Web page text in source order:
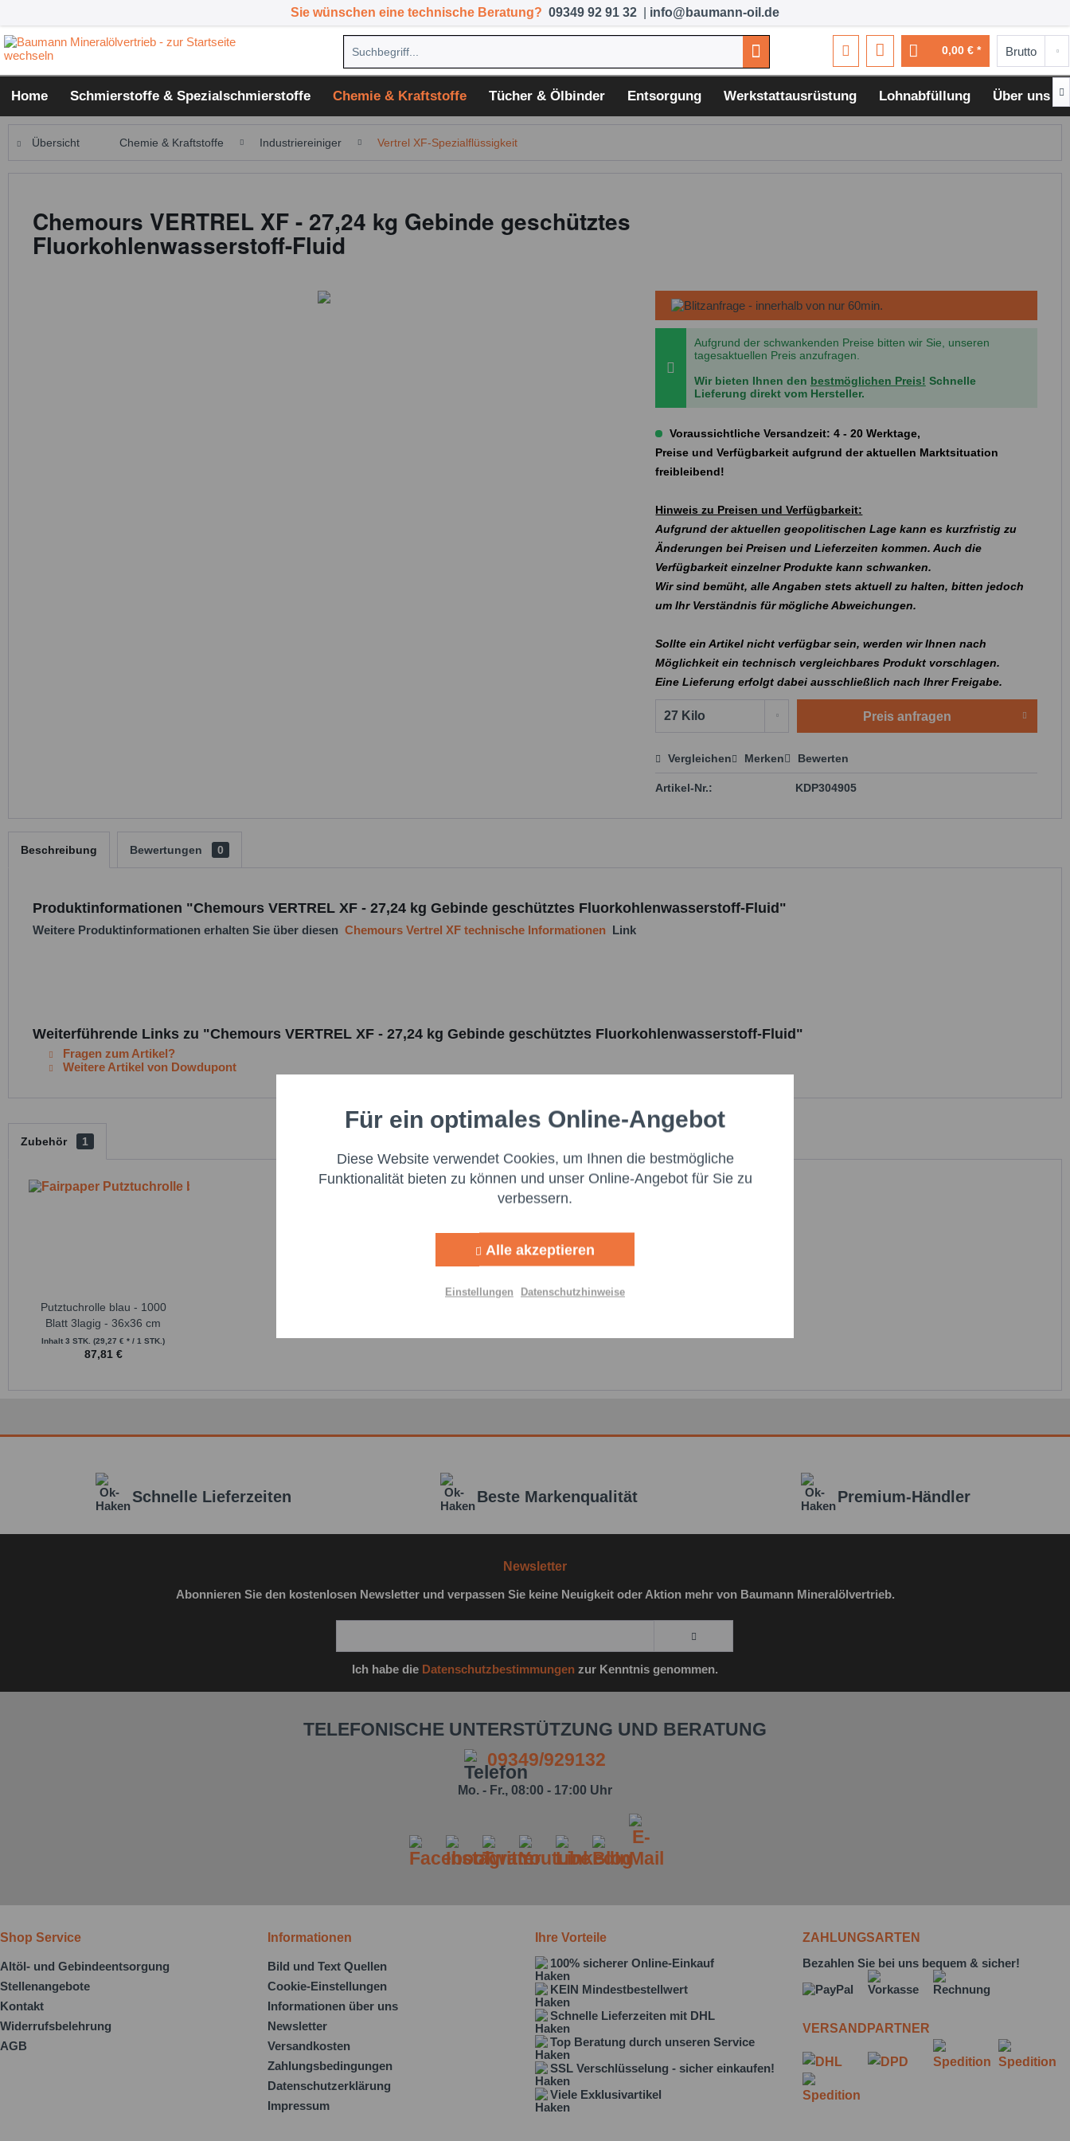
Sie wünschen eine technische Beratung? 09349 92 91 32 info@baumann-oil.de
0,00 € *
Home Schmierstoffe & Spezialschmierstoffe Chemie & Kraftstoffe Tücher & Ölbinder Entsorgung Werkstattausrüstung Lohnabfüllung Über uns 
Übersicht Chemie & Kraftstoffe Industriereiniger Vertrel XF-Spezialflüssigkeit
Chemours VERTREL XF - 27,24 kg Gebinde geschütztes
Fluorkohlenwasserstoff-Fluid
Aufgrund der schwankenden Preise bitten wir Sie, unseren
tagesaktuellen Preis anzufragen.
Wir bieten Ihnen den bestmöglichen Preis! Schnelle
Lieferung direkt vom Hersteller.
Voraussichtliche Versandzeit: 4 - 20 Werktage,
Preise und Verfügbarkeit aufgrund der aktuellen Marktsituation
freibleibend!
Hinweis zu Preisen und Verfügbarkeit:
Aufgrund der aktuellen geopolitischen Lage kann es kurzfristig zu
Änderungen bei Preisen und Lieferzeiten kommen. Auch die
Verfügbarkeit einzelner Produkte kann schwanken.
Wir sind bemüht, alle Angaben stets aktuell zu halten, bitten jedoch
um Ihr Verständnis für mögliche Abweichungen.
Sollte ein Artikel nicht verfügbar sein, werden wir Ihnen nach
Möglichkeit ein technisch vergleichbares Produkt vorschlagen.
Eine Lieferung erfolgt dabei ausschließlich nach Ihrer Freigabe.
Preis anfragen
Preis anfragen
Ich habe dieDatenschutzbestimmungzur Kenntnis
Felder mit * sind Pflichtfelder.
Vergleichen Merken Bewerten
Artikel-Nr.: KDP304905
Beschreibung Bewertungen 0
Produktinformationen "Chemours VERTREL XF - 27,24 kg Gebinde geschütztes Fluorkohlenwasserstoff-Fluid"
Weitere Produktinformationen erhalten Sie über diesen Chemours Vertrel XF technische Informationen Link
Weiterführende Links zu "Chemours VERTREL XF - 27,24 kg Gebinde geschütztes Fluorkohlenwasserstoff-Fluid"
Fragen zum Artikel?
Weitere Artikel von Dowdupont
Zubehör 1
Putztuchrolle blau - 1000
Blatt 3lagig - 36x36 cm
Inhalt 3 STK. (29,27 € * / 1 STK.)
87,81 €
Schnelle Lieferzeiten Beste Markenqualität Premium-Händler
Newsletter
Abonnieren Sie den kostenlosen Newsletter und verpassen Sie keine Neuigkeit oder Aktion mehr von Baumann Mineralölvertrieb.
Ich habe die Datenschutzbestimmungen zur Kenntnis genommen.
TELEFONISCHE UNTERSTÜTZUNG UND BERATUNG
09349/929132
Mo. - Fr., 08:00 - 17:00 Uhr
Shop Service
Altöl- und Gebindeentsorgung
Stellenangebote
Kontakt
Widerrufsbelehrung
AGB
Informationen
Bild und Text Quellen
Cookie-Einstellungen
Informationen über uns
Newsletter
Versandkosten
Zahlungsbedingungen
Datenschutzerklärung
Impressum
Ihre Vorteile
100% sicherer Online-Einkauf
KEIN Mindestbestellwert
Schnelle Lieferzeiten mit DHL
Top Beratung durch unseren Service
SSL Verschlüsselung - sicher einkaufen!
Viele Exklusivartikel
ZAHLUNGSARTEN
Bezahlen Sie bei uns bequem & sicher!
VERSANDPARTNER
Funktionale Aktiv
Marketing Aktiv
Für ein optimales Online-Angebot
Diese Website verwendet Cookies, um Ihnen die bestmögliche
Funktionalität bieten zu können und unser Online-Angebot für Sie zu
verbessern.
Alle akzeptieren
Einstellungen Datenschutzhinweise